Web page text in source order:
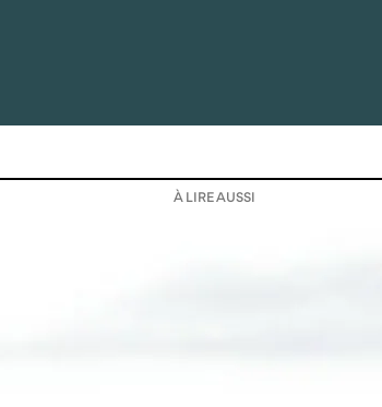
À LIRE AUSSI